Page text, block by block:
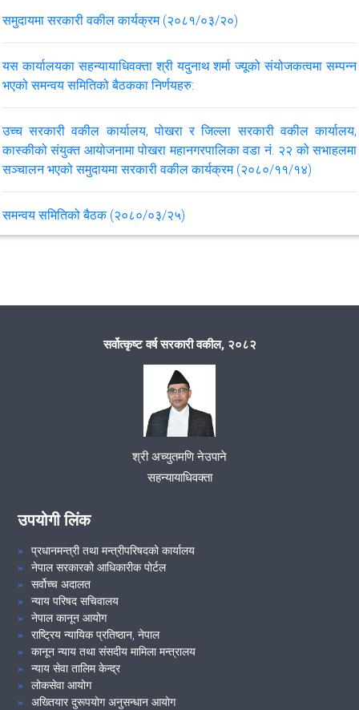
VIEW ALL
समुदायमा सरकारी वकील कार्यक्रम (२०८१/०३/२०)
यस कार्यालयका सहन्यायाधिवक्ता श्री यदुनाथ शर्मा ज्यूको संयोजकत्वमा सम्पन्न
भएको समन्वय समितिको बैठकका निर्णयहरु:
उच्च सरकारी वकील कार्यालय, पोखरा र जिल्ला सरकारी वकील कार्यालय,
कास्कीको संयुक्त आयोजनामा पोखरा महानगरपालिका वडा नं. २२ को सभाहलमा
सञ्चालन भएको समुदायमा सरकारी वकील कार्यक्रम (२०८०/११/१४)
समन्वय समितिको बैठक (२०८०/०३/२५)
समुदायमा सरकारी वकील कार्यक्रम उच्च सरकारी वकील कार्यालय पोखरा र
समन्वय समितको बैठक मिति २०७७/०९/१
२०७७/८/२६ गतेको कर्मचारी बैठक
VIEW ALL
सर्वोत्कृष्ट वर्ष सरकारी वकील, २०८२
श्री अच्युतमणि नेउपाने
सहन्यायाधिवक्ता
उपयोगी लिंक
प्रधानमन्त्री तथा मन्त्रीपरिषदको कार्यालय
नेपाल सरकारको आधिकारीक पोर्टल
सर्वोच्च अदालत
न्याय परिषद सचिवालय
नेपाल कानून आयोग
राष्ट्रिय न्यायिक प्रतिष्ठान, नेपाल
कानून न्याय तथा संसदीय मामिला मन्त्रालय
न्याय सेवा तालिम केन्द्र
लोकसेवा आयोग
अख्तियार दुरूपयोग अनुसन्धान आयोग